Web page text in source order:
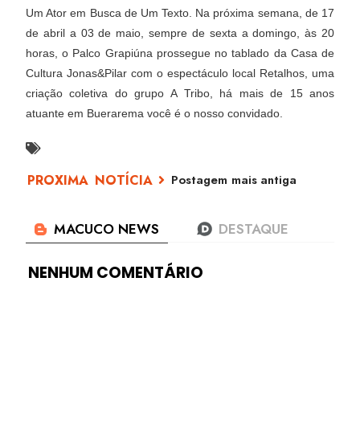
Um Ator em Busca de Um Texto. Na próxima semana, de 17
de abril a 03 de maio, sempre de sexta a domingo, às 20
horas, o Palco Grapiúna prossegue no tablado da Casa de
Cultura Jonas&Pilar com o espectáculo local Retalhos, uma
criação coletiva do grupo A Tribo, há mais de 15 anos
atuante em Buerarema você é o nosso convidado.
Postagem mais antiga
NENHUM COMENTÁRIO